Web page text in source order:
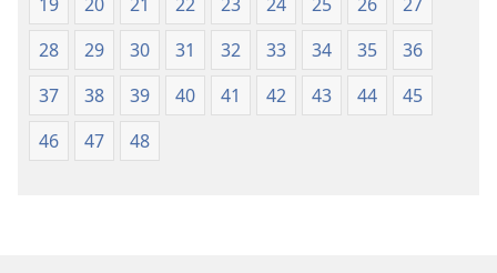
28
29 30 31 32 33 34 35
36
37
38 39 40 41 42 43 44
45
46
47 48